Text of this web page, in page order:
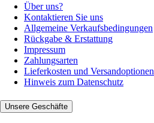
Über uns?
Kontaktieren Sie uns
Allgemeine Verkaufsbedingungen
Rückgabe & Erstattung
Impressum
Zahlungsarten
Lieferkosten und Versandoptionen
Hinweis zum Datenschutz
Unsere Geschäfte